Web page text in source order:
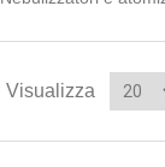
Visualizza